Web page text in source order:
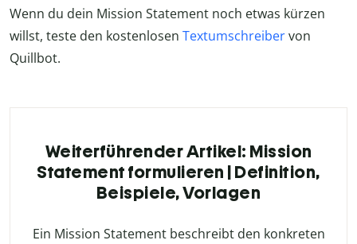
Wenn du dein Mission Statement noch etwas kürzen
willst, teste den kostenlosen Textumschreibervon
Quillbot.
Weiterführender Artikel: Mission
Statement formulieren | Definition,
Beispiele, Vorlagen
Ein Mission Statement beschreibt den konkreten